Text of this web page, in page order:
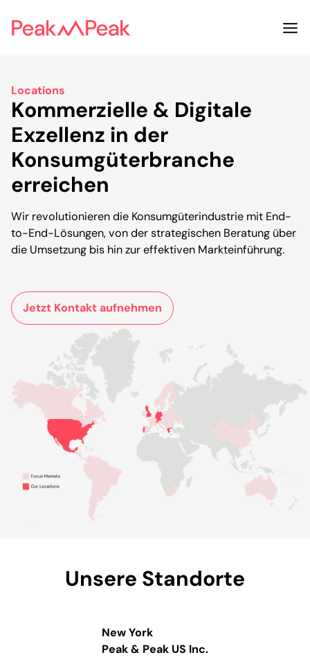
Locations
Kommerzielle & Digitale
Exzellenz in der
Konsumgüterbranche
erreichen
Wir revolutionieren die Konsumgüterindustrie mit End-
to-End-Lösungen, von der strategischen Beratung über
die Umsetzung bis hin zur effektiven Markteinführung.
Jetzt Kontakt aufnehmen
Unsere Standorte
New York
Peak & Peak US Inc.